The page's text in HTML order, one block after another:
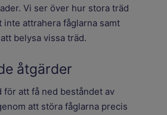
Vi ser över hur stora träd
inte attrahera fåglarna samt
belysa vissa träd.
åtgärder
för att få ned beståndet av
att störa fåglarna precis